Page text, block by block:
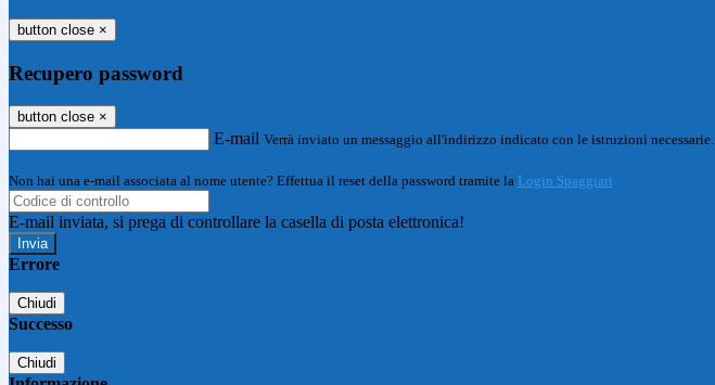
button close ×
Recupero password
button close ×
E-mail Verrà inviato un messaggio all'indirizzo indicato con le istruzioni necessarie.
Non hai una e-mail associata al nome utente? Effettua il reset della password tramite la Login Spaggiari
E-mail inviata, si prega di controllare la casella di posta elettronica!
Errore
Chiudi
Successo
Chiudi